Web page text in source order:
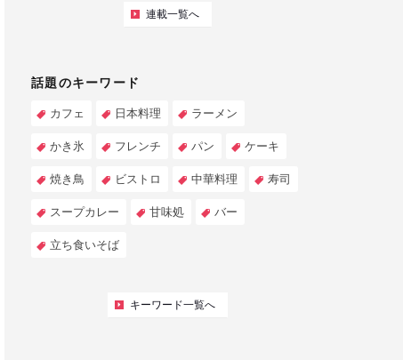
連載一覧へ
話題のキーワード
カフェ 日本料理 ラーメン
かき氷 フレンチ パン ケーキ
焼き鳥 ビストロ 中華料理 寿司
スープカレー 甘味処 バー
立ち食いそば
キーワード一覧へ